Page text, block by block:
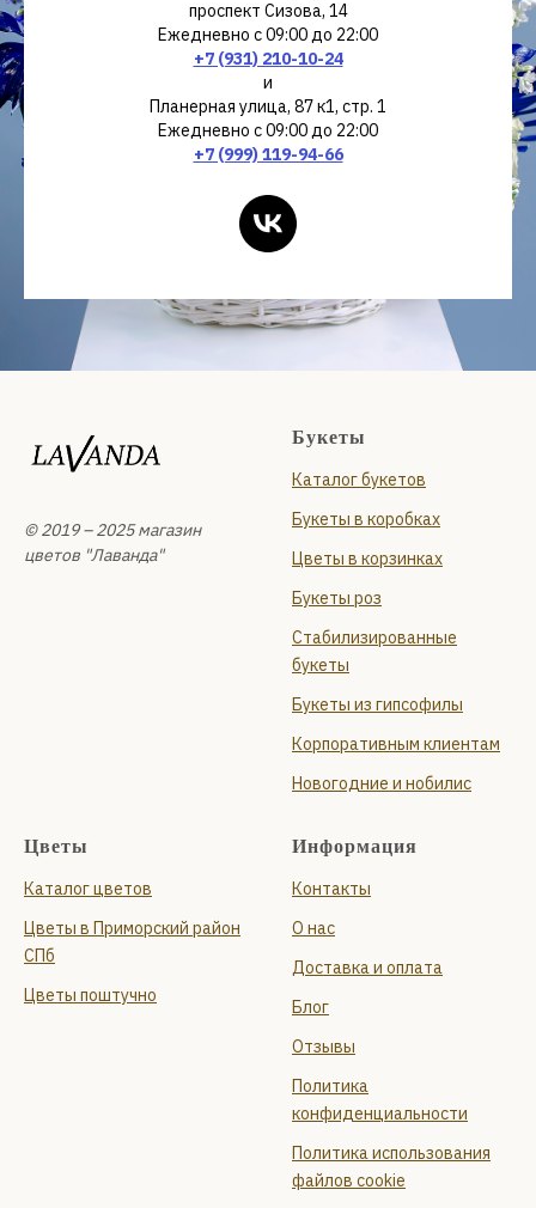
проспект Сизова, 14
Ежедневно с 09:00 до 22:00
+7 (931) 210-10-24
и
Планерная улица, 87 к1, стр. 1
Ежедневно с 09:00 до 22:00
+7 (999) 119-94-66
© 2019 – 2025 магазин
цветов "Лаванда"
Букеты
Каталог букетов
Букеты в коробках
Цветы в корзинках
Букеты роз
Стабилизированные
букеты
Букеты из гипсофилы
Корпоративным клиентам
Новогодние и нобилис
Цветы
Каталог цветов
Цветы в Приморский район
СПб
Цветы поштучно
Информация
Контакты
О нас
Доставка и оплата
Блог
Отзывы
Политика
конфиденциальности
Политика использования
файлов cookie